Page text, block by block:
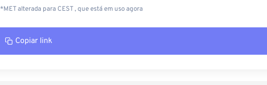
*MET alterada para CEST , que está em uso agora
Copiar link